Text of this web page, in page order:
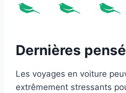
Dernières
Les voyages en voiture
extrêmement stressants